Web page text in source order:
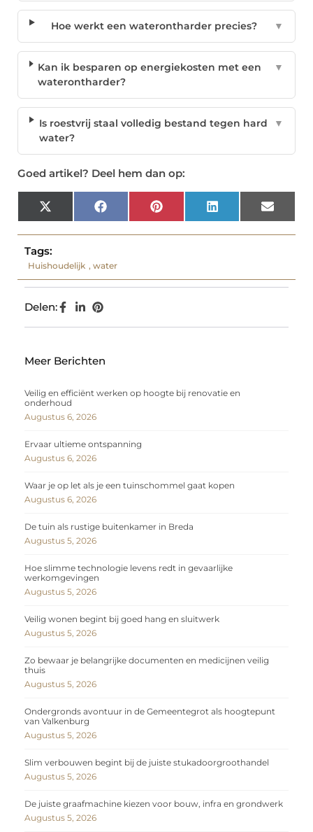
Hoe werkt een waterontharder precies? ▼
Kan ik besparen op energiekosten met een
waterontharder?
▼
Is roestvrij staal volledig bestand tegen hard
water?
▼
Goed artikel? Deel hem dan op:
X
(Twitter)
Facebook Pinterest LinkedIn Email
Tags:
Huishoudelijk , water
Delen:
Meer Berichten
Veilig en efficiënt werken op hoogte bij renovatie en
onderhoud
Augustus 6, 2026
Ervaar ultieme ontspanning
Augustus 6, 2026
Waar je op let als je een tuinschommel gaat kopen
Augustus 6, 2026
De tuin als rustige buitenkamer in Breda
Augustus 5, 2026
Hoe slimme technologie levens redt in gevaarlijke
werkomgevingen
Augustus 5, 2026
Veilig wonen begint bij goed hang en sluitwerk
Augustus 5, 2026
Zo bewaar je belangrijke documenten en medicijnen veilig
thuis
Augustus 5, 2026
Ondergronds avontuur in de Gemeentegrot als hoogtepunt
van Valkenburg
Augustus 5, 2026
Slim verbouwen begint bij de juiste stukadoorgroothandel
Augustus 5, 2026
De juiste graafmachine kiezen voor bouw, infra en grondwerk
Augustus 5, 2026